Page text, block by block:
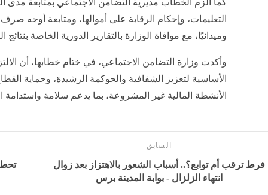
كما ألزم الخطاب مديرية التضامن الاجتماعي بمتابعة مدى
التعليمات، وإحكام الرقابة على أموالها، ومتابعة أوجه صرف
وميدانيًا، مع موافاة الوزارة بالتقارير الدورية الخاصة بنتائج
وأكدت وزارة التضامن الاجتماعي، في ختام خطابها، أن
الأساسية لتعزيز الشفافية والحوكمة الرشيدة، وحماية
الأنشطة المالية غير المشروعة، بما يدعم سلامة
السابق
فرط ترقب أم توابع؟.. أسباب الشعور بالاهتزاز بعد زوال
انتهاء الزلزال - بوابة المدينة برس